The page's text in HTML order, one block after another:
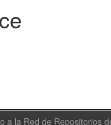
a la Red de Repositorios